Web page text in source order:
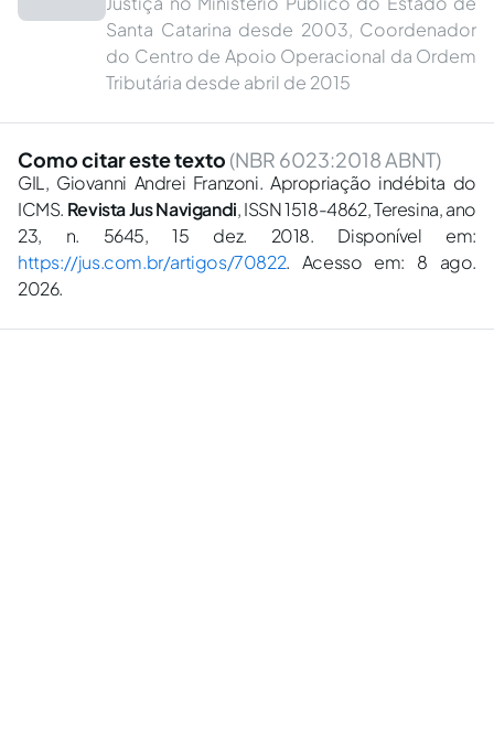
Santa Catarina desde 2003, Coordenador
do Centro de Apoio Operacional da Ordem
Tributária desde abril de 2015
Como citar este texto (NBR 6023:2018 ABNT)
GIL, Giovanni Andrei Franzoni. Apropriação indébita do
ICMS. Revista Jus Navigandi, ISSN 1518-4862, Teresina, ano
23, n. 5645, 15 dez. 2018. Disponível em:
https://jus.com.br/artigos/70822. Acesso em: 8 ago.
2026.